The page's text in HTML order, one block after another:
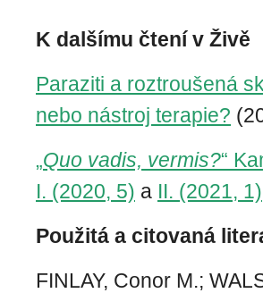
K dalšímu čtení v Živě
Paraziti a roztroušená
nebo nástroj terapie?
„Quo vadis, vermis?“
I. (2020, 5) a II. (2021, 1)
Použitá a citovaná
FINLAY, Conor M.;